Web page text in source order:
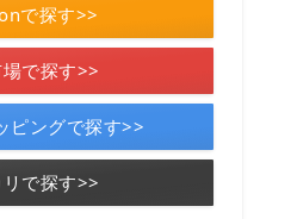
で探す>>
で探す>>
ピングで探す>>
リで探す>>